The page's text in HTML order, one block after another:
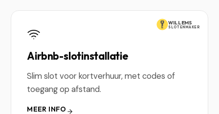
WILLEMS
SLOTENMAKER
Airbnb-slotinstallatie
Slim slot voor kortverhuur, met codes of
toegang op afstand.
MEER INFO